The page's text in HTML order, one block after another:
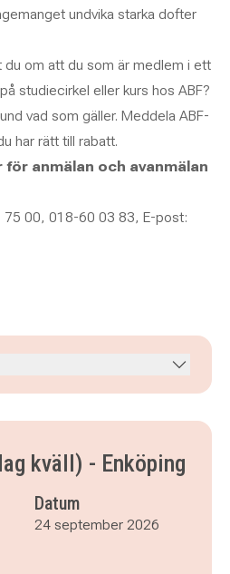
undvika starka dofter
du om att du som är medlem i ett
studiecirkel eller kurs hos ABF?
vad som gäller. Meddela ABF-
har rätt till rabatt.
anmälan och avanmälan
00, 018-60 03 83, E-post:
klockan 18.00–21.00
klockan 18.00–21.00
klockan 18.00–21.00
klockan 18.00–21.00
2026
klockan 18.00–21.00
kväll) - Enköping
Datum
24 september 2026